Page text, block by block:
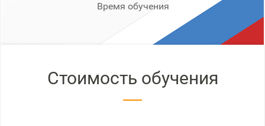
Время обучения
Стоимость обучения